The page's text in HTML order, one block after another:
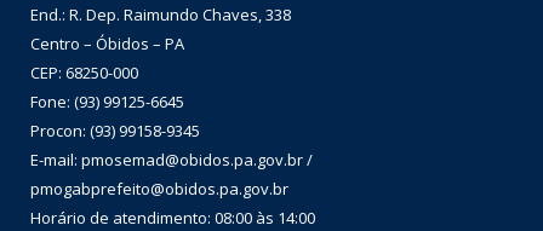
End.: R. Dep. Raimundo Chaves, 338
Centro – Óbidos – PA
CEP: 68250-000
Fone: (93) 99125-6645
Procon: (93) 99158-9345
E-mail: pmosemad@obidos.pa.gov.br /
pmogabprefeito@obidos.pa.gov.br
Horário de atendimento: 08:00 às 14:00